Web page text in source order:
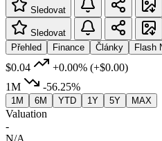
Sledovat
Sledovat
Přehled
Finance Články Flash
$0.04 +0.00% (+$0.00)
1M
-56.25%
1M 6M YTD 1Y 5Y MAX
Valuation
-
N/A